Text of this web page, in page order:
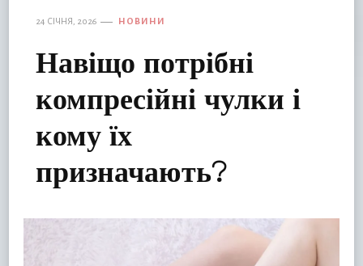
24 СІЧНЯ, 2026 НОВИНИ
Навіщо потрібні
компресійні чулки і
кому їх
призначають?